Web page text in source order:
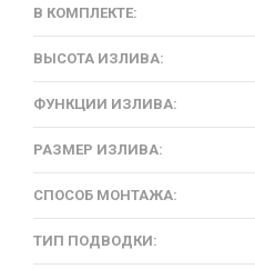
В КОМПЛЕКТЕ:
ВЫСОТА ИЗЛИВА:
ФУНКЦИИ ИЗЛИВА:
РАЗМЕР ИЗЛИВА:
СПОСОБ МОНТАЖА:
ТИП ПОДВОДКИ: